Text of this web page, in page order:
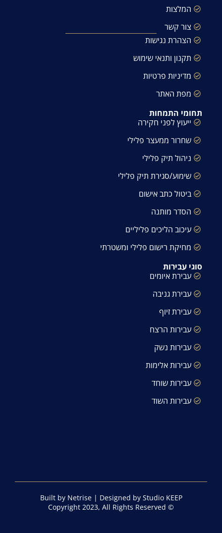
המלצות
צור קשר
הצהרת נגישות
תקנון ותנאי שימוש
מדיניות פרטיות
מפת האתר
תחומי התמחות
ייעוץ לפני חקירה
שחרור ממעצר פלילי
ניהול תיק פלילי
שימוע/סגירת תיק פלילי
ביטול כתב אישום
הסדר מותנה
עיכוב הליכים פליליים
מחיקת רישום פלילי ומשטרתי
סוגי עבירות
עבירת איומים
עבירת גניבה
עבירת זיוף
עבירות הרצח
עבירות נשק
עבירות אלימות
עבירות שוחד
עבירות השוד
© Copyright 2023, All Rights Reserved
Built by Netrise| Designed by Studio KEEP